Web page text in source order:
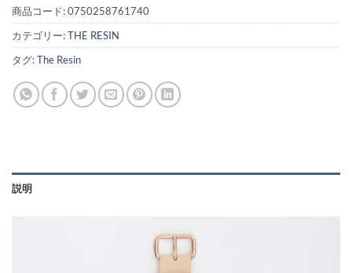
商品コード:0750258761740
カテゴリー:THE RESIN
タグ:The Resin
説明